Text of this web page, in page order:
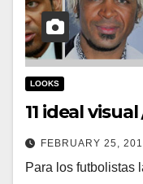
LOOKS
11 ideal
FEBRUARY 25,
Para los futbolistas